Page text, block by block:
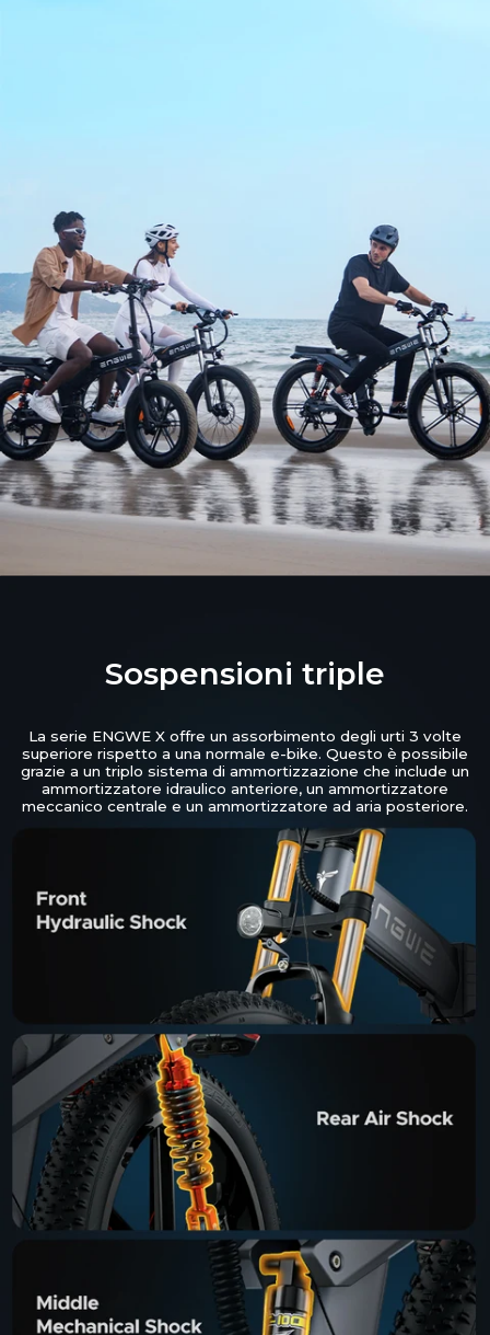
Sospensioni triple
La serie ENGWE X offre un assorbimento degli urti 3 volte
superiore rispetto a una normale e-bike. Questo è possibile
grazie a un triplo sistema di ammortizzazione che include un
ammortizzatore idraulico anteriore, un ammortizzatore
meccanico centrale e un ammortizzatore ad aria posteriore.